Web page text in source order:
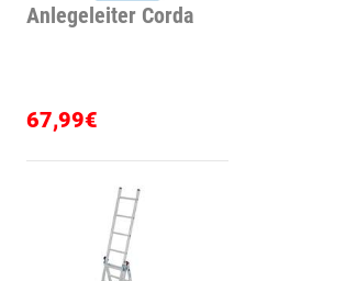
Anlegeleiter Corda
67,99€